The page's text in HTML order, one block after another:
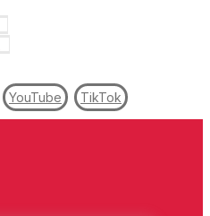
YouTube TikTok